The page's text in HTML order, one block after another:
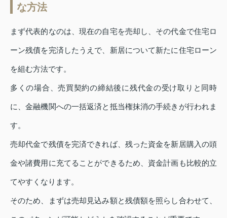
な方法
まず代表的なのは、現在の自宅を売却し、その代金で住宅ロ
ーン残債を完済したうえで、新居について新たに住宅ローン
を組む方法です。
多くの場合、売買契約の締結後に残代金の受け取りと同時
に、金融機関への一括返済と抵当権抹消の手続きが行われま
す。
売却代金で残債を完済できれば、残った資金を新居購入の頭
金や諸費用に充てることができるため、資金計画も比較的立
てやすくなります。
そのため、まずは売却見込み額と残債額を照らし合わせて、